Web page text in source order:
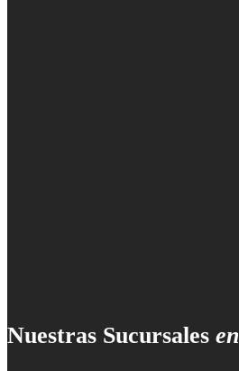
Nuestras Sucursales